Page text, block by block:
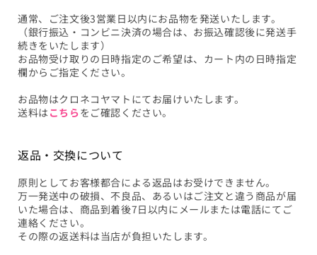
通常、ご注文後3営業日以内にお品物を発送いたします。
（銀行振込・コンビニ決済の場合は、お振込確認後に発送手
続きをいたします）
お品物受け取りの日時指定のご希望は、カート内の日時指定
欄からご指定ください。
お品物はクロネコヤマトにてお届けいたします。
送料は こちらをご確認ください。
返品・交換について
原則としてお客様都合による返品はお受けできません。
万一発送中の破損、不良品、あるいはご注文と違う商品が届
いた場合は、商品到着後7日以内にメールまたは電話にてご
連絡ください。
その際の返送料は当店が負担いたします。